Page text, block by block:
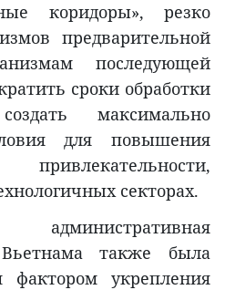
коридоры», резко
предварительной
последующей
сроки обработки
максимально
для повышения
секторах.
Вьетнама также была
укрепления